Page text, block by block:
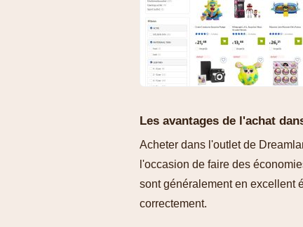
Les avantages de l'achat
Acheter dans l'outlet de
l'occasion de faire des
sont généralement en excellent
correctement.